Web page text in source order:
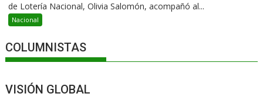
de Lotería Nacional, Olivia Salomón, acompañó al...
Nacional
COLUMNISTAS
VISIÓN GLOBAL